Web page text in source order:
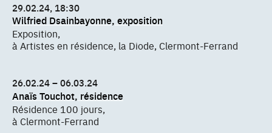
29.02.24, 18:30
Wilfried Dsainbayonne, exposition
Exposition,
à Artistes en résidence, la Diode, Clermont-Ferrand
26.02.24 – 06.03.24
Anaïs Touchot, résidence
Résidence 100 jours,
à Clermont-Ferrand